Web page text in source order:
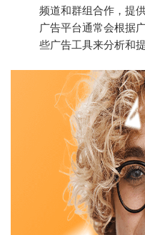
频道和群组合作，提
广告平台通常会根据
些广告工具来分析和